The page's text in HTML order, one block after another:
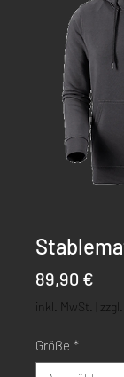
89,90 €
inkl. MwSt.
Größe *